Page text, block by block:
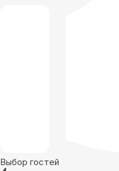
Выбор гостей